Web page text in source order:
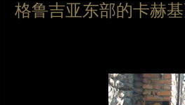
格鲁吉亚东部的卡赫